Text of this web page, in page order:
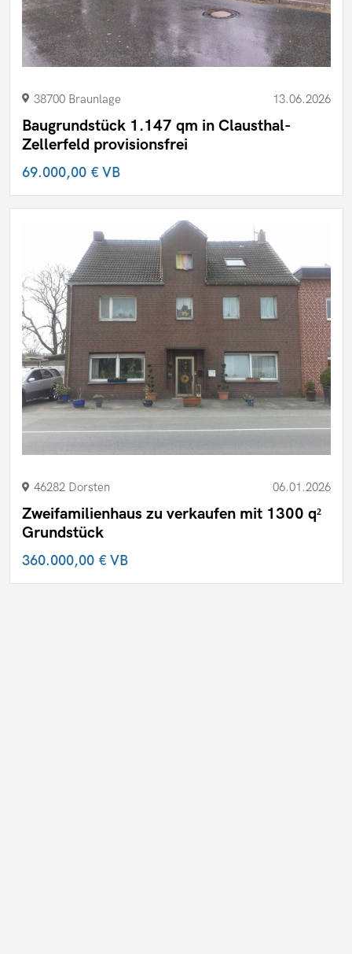
38700 Braunlage 13.06.2026
Baugrundstück 1.147 qm in Clausthal-
Zellerfeld provisionsfrei
69.000,00 €VB
46282 Dorsten 06.01.2026
Zweifamilienhaus zu verkaufen mit 1300 q²
Grundstück
360.000,00 €VB